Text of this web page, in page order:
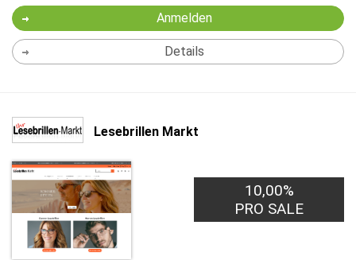
Anmelden
Details
Lesebrillen Markt
10,00%
PRO SALE